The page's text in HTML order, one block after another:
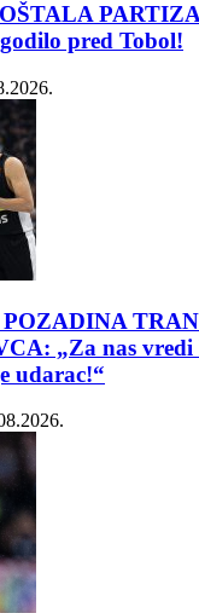
pred Tobol!
„Za nas vredi
udarac!“